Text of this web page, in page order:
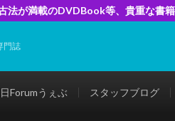
法が満載のDVDBook等、貴重な書
門誌
Forumうぇぶ スタッフブログ